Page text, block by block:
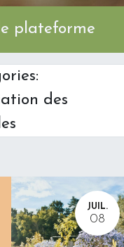
plateforme
des
JUIL.
08